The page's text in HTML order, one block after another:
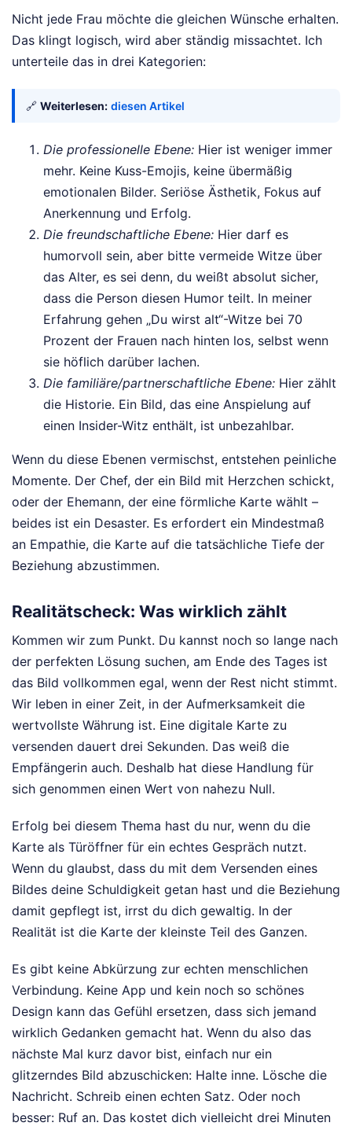
Nicht jede Frau möchte die gleichen Wünsche erhalten.
Das klingt logisch, wird aber ständig missachtet. Ich
unterteile das in drei Kategorien:
🔗 Weiterlesen: diesen Artikel
Die professionelle Ebene: Hier ist weniger immer
mehr. Keine Kuss-Emojis, keine übermäßig
emotionalen Bilder. Seriöse Ästhetik, Fokus auf
Anerkennung und Erfolg.
Die freundschaftliche Ebene: Hier darf es
humorvoll sein, aber bitte vermeide Witze über
das Alter, es sei denn, du weißt absolut sicher,
dass die Person diesen Humor teilt. In meiner
Erfahrung gehen „Du wirst alt“-Witze bei 70
Prozent der Frauen nach hinten los, selbst wenn
sie höflich darüber lachen.
Die familiäre/partnerschaftliche Ebene: Hier zählt
die Historie. Ein Bild, das eine Anspielung auf
einen Insider-Witz enthält, ist unbezahlbar.
Wenn du diese Ebenen vermischst, entstehen peinliche
Momente. Der Chef, der ein Bild mit Herzchen schickt,
oder der Ehemann, der eine förmliche Karte wählt –
beides ist ein Desaster. Es erfordert ein Mindestmaß
an Empathie, die Karte auf die tatsächliche Tiefe der
Beziehung abzustimmen.
Realitätscheck: Was wirklich zählt
Kommen wir zum Punkt. Du kannst noch so lange nach
der perfekten Lösung suchen, am Ende des Tages ist
das Bild vollkommen egal, wenn der Rest nicht stimmt.
Wir leben in einer Zeit, in der Aufmerksamkeit die
wertvollste Währung ist. Eine digitale Karte zu
versenden dauert drei Sekunden. Das weiß die
Empfängerin auch. Deshalb hat diese Handlung für
sich genommen einen Wert von nahezu Null.
Erfolg bei diesem Thema hast du nur, wenn du die
Karte als Türöffner für ein echtes Gespräch nutzt.
Wenn du glaubst, dass du mit dem Versenden eines
Bildes deine Schuldigkeit getan hast und die Beziehung
damit gepflegt ist, irrst du dich gewaltig. In der
Realität ist die Karte der kleinste Teil des Ganzen.
Es gibt keine Abkürzung zur echten menschlichen
Verbindung. Keine App und kein noch so schönes
Design kann das Gefühl ersetzen, dass sich jemand
wirklich Gedanken gemacht hat. Wenn du also das
nächste Mal kurz davor bist, einfach nur ein
glitzerndes Bild abzuschicken: Halte inne. Lösche die
Nachricht. Schreib einen echten Satz. Oder noch
besser: Ruf an. Das kostet dich vielleicht drei Minuten